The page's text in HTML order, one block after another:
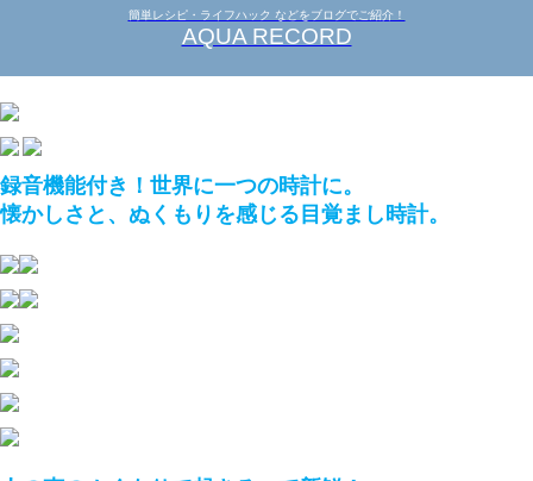
簡単レシピ・ライフハック などをブログでご紹介！
AQUA RECORD
録音機能付き！世界に一つの時計に。
懐かしさと、ぬくもりを感じる目覚まし時計。